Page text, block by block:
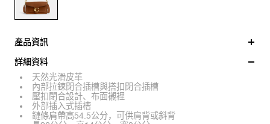
產品資訊
詳細資料
天然光滑皮革
內部拉鍊閉合插槽與搭扣閉合插槽
壓扣閉合設計、布面襯裡
外部插入式插槽
鏈條肩帶高54.5公分，可供肩背或斜背